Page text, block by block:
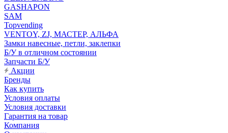
GASHAPON
SAM
Topvending
VENTOY, ZJ, МАСТЕР, АЛЬФА
Замки навесные, петли, заклепки
Б/У в отличном состоянии
Запчасти Б/У
Акции
Бренды
Как купить
Условия оплаты
Условия доставки
Гарантия на товар
Компания